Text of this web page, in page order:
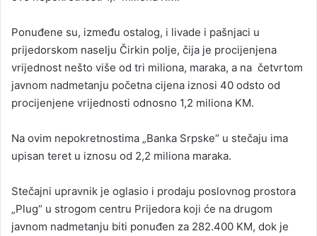
Ponuđene su, između ostalog, i livade i pašnjaci u
prijedorskom naselju Čirkin polje, čija je procijenjena
vrijednost nešto više od tri miliona, maraka, a na četvrtom
javnom nadmetanju početna cijena iznosi 40 odsto od
procijenjene vrijednosti odnosno 1,2 miliona KM.
Na ovim nepokretnostima „Banka Srpske“ u stečaju ima
upisan teret u iznosu od 2,2 miliona maraka.
Stečajni upravnik je oglasio i prodaju poslovnog prostora
„Plug“ u strogom centru Prijedora koji će na drugom
javnom nadmetanju biti ponuđen za 282.400 KM, dok je